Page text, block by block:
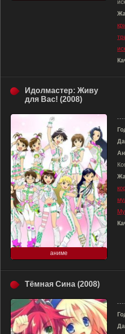
Идолмастер: Живу
для Вас! (2008)
аниме
Тёмная Сина (2008)